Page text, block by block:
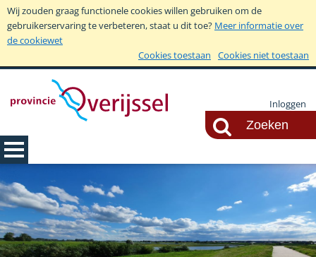
Wij zouden graag functionele cookies willen gebruiken om de
gebruikerservaring te verbeteren, staat u dit toe? Meer informatie over
de cookiewet
Cookies toestaan
Cookies niet toestaan
Inloggen